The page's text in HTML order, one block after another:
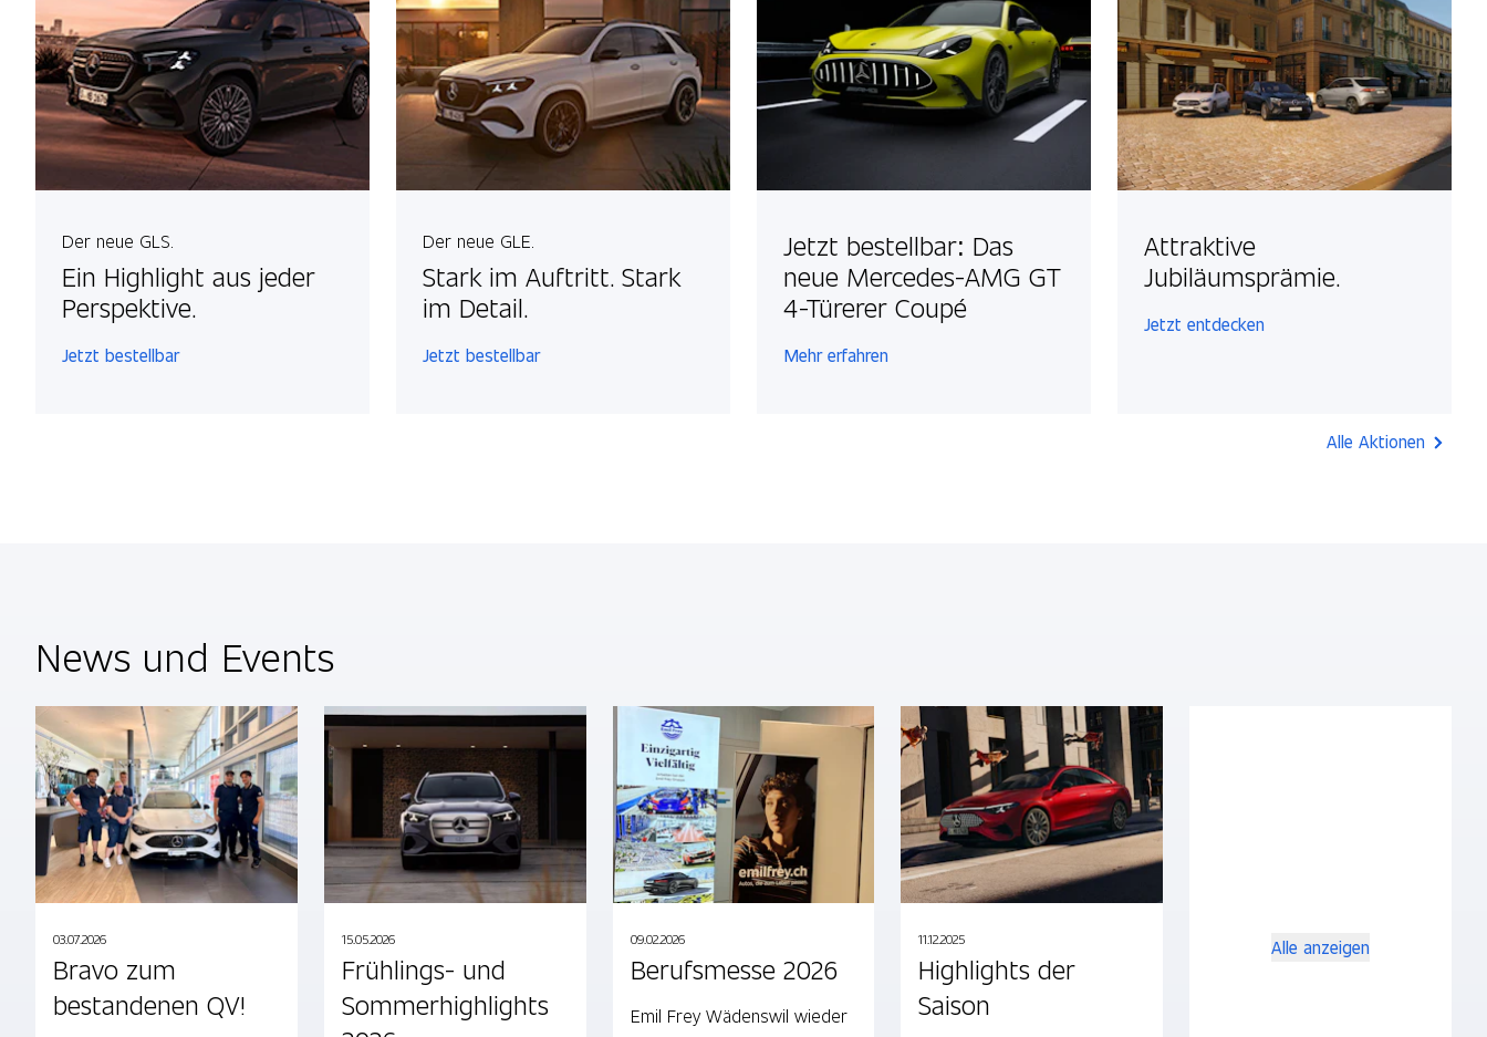
Der neue GLS.
Ein Highlight aus jeder
Perspektive.
Jetzt bestellbar
Der neue GLE.
Stark im Auftritt. Stark
im Detail.
Jetzt bestellbar
Jetzt bestellbar: Das
neue Mercedes-AMG GT
4-Türerer Coupé
Mehr erfahren
Attraktive
Jubiläumsprämie.
Jetzt entdecken
Alle Aktionen
News und Events
03.07.2026
Bravo zum
bestandenen QV!
15.05.2026
Frühlings- und
Sommerhighlights
09.02.2026
Berufsmesse 2026
Emil Frey Wädenswil wieder
11.12.2025
Highlights der
Saison
Alle anzeigen